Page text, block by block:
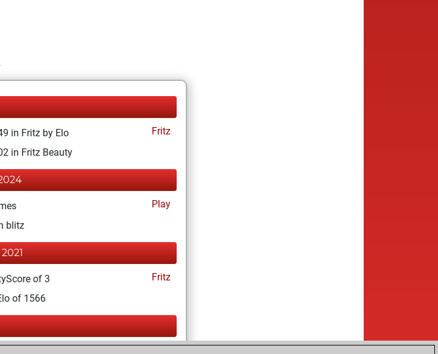
in Fritz by Elo
Fritz
in Fritz Beauty
Play
blitz
of 3
Fritz
of 1566